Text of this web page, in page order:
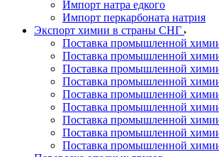
Импорт натра едкого
Импорт перкарбоната натрия
Экспорт химии в страны СНГ
Поставка промышленной
Поставка промышленной
Поставка промышленной
Поставка промышленной
Поставка промышленной
Поставка промышленной
Поставка промышленной
Поставка промышленной
Поставка промышленной